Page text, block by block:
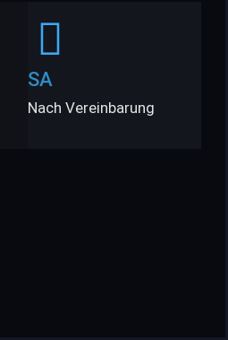
SA
Nach Vereinbarung